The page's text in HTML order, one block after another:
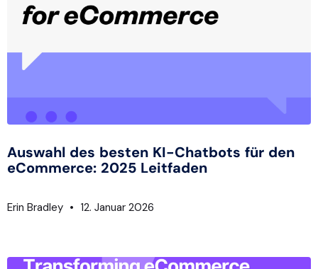
Auswahl des besten KI-Chatbots für den
eCommerce: 2025 Leitfaden
Erin Bradley 12. Januar 2026